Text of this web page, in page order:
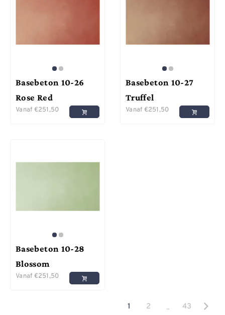
Basebeton 10-26
Rose Red
Vanaf €251,50
Basebeton 10-27
Truffel
Vanaf €251,50
Basebeton 10-28
Blossom
Vanaf €251,50
1 2 .. 43